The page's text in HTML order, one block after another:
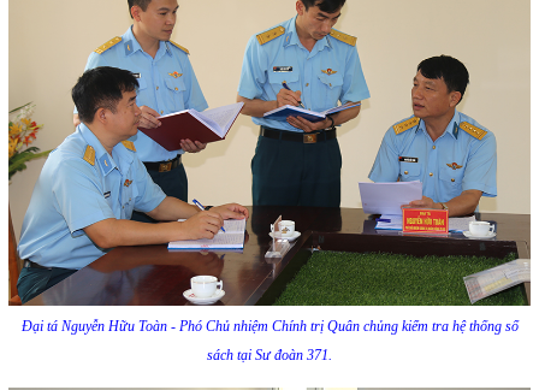
Đại tá Nguyễn Hữu Toàn - Phó Chủ nhiệm Chính trị Quân chủng kiểm tra hệ thống sổ
sách tại Sư đoàn 371.